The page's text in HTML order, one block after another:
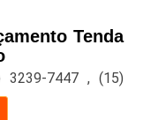
Tenda
3239-7447 ,(15)